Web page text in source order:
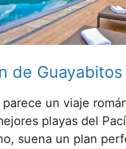
de Guayabitos
parece un viaje
playas del
suena un plan